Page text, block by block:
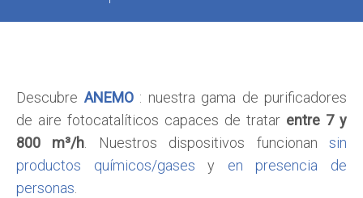
Descubre ANEMO: nuestra gama de purificadores
de aire fotocatalíticos capaces de tratar entre 7 y
800 m³/h . Nuestros dispositivos funcionansin
productos químicos/gases y en presencia de
personas